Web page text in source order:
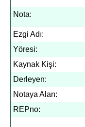
Nota:
Ezgi Adı:
Yöresi:
Kaynak Kişi:
Derleyen:
Notaya Alan:
REPno: